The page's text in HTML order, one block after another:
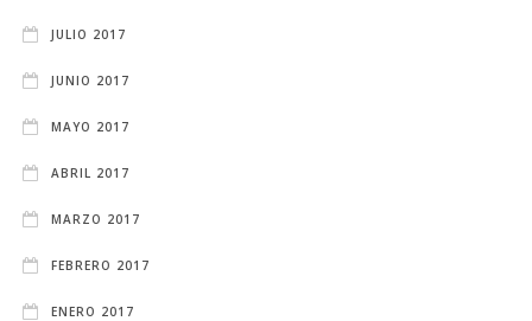
JULIO 2017
JUNIO 2017
MAYO 2017
ABRIL 2017
MARZO 2017
FEBRERO 2017
ENERO 2017